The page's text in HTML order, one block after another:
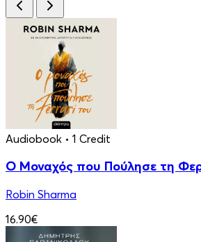
Audiobook • 1 Credit
Ο Μοναχός που Πούλησε τη
Robin Sharma
16.90€